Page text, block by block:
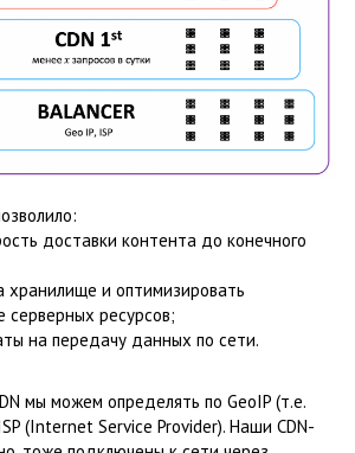
доставки контента до конечного
хранилище и оптимизировать
серверных ресурсов;
на передачу данных по сети.
мы можем определять по GeoIP (т.е.
(Internet Service Provider). Наши CDN-